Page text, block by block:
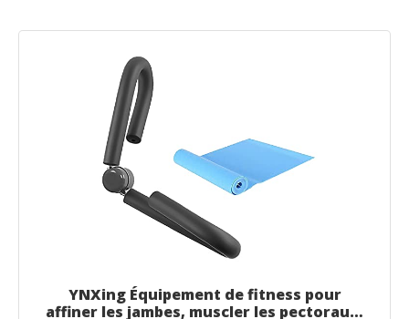
YNXing Équipement de fitness pour
affiner les jambes, muscler les pectoraux,